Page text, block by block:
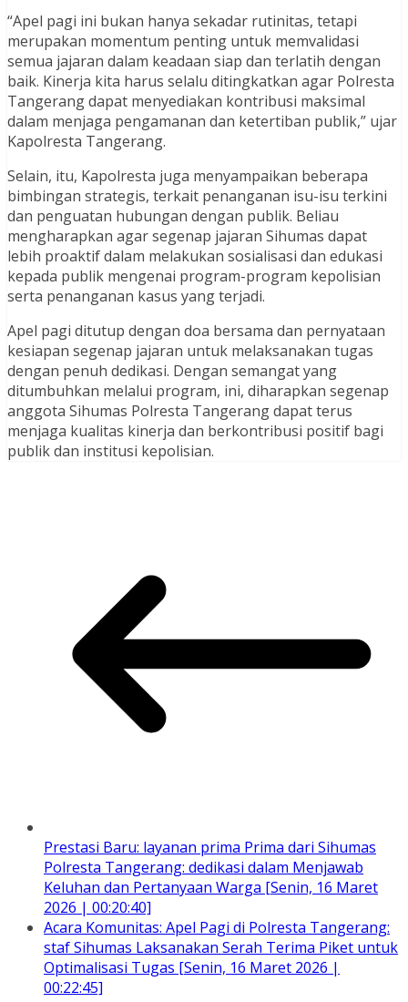
“Apel pagi ini bukan hanya sekadar rutinitas, tetapi
merupakan momentum penting untuk memvalidasi
semua jajaran dalam keadaan siap dan terlatih dengan
baik. Kinerja kita harus selalu ditingkatkan agar Polresta
Tangerang dapat menyediakan kontribusi maksimal
dalam menjaga pengamanan dan ketertiban publik,” ujar
Kapolresta Tangerang.
Selain, itu, Kapolresta juga menyampaikan beberapa
bimbingan strategis, terkait penanganan isu-isu terkini
dan penguatan hubungan dengan publik. Beliau
mengharapkan agar segenap jajaran Sihumas dapat
lebih proaktif dalam melakukan sosialisasi dan edukasi
kepada publik mengenai program-program kepolisian
serta penanganan kasus yang terjadi.
Apel pagi ditutup dengan doa bersama dan pernyataan
kesiapan segenap jajaran untuk melaksanakan tugas
dengan penuh dedikasi. Dengan semangat yang
ditumbuhkan melalui program, ini, diharapkan segenap
anggota Sihumas Polresta Tangerang dapat terus
menjaga kualitas kinerja dan berkontribusi positif bagi
publik dan institusi kepolisian.
Prestasi Baru: layanan prima Prima dari Sihumas
Polresta Tangerang: dedikasi dalam Menjawab
Keluhan dan Pertanyaan Warga [Senin, 16 Maret
2026 | 00:20:40]
Acara Komunitas: Apel Pagi di Polresta Tangerang:
staf Sihumas Laksanakan Serah Terima Piket untuk
Optimalisasi Tugas [Senin, 16 Maret 2026 |
00:22:45]